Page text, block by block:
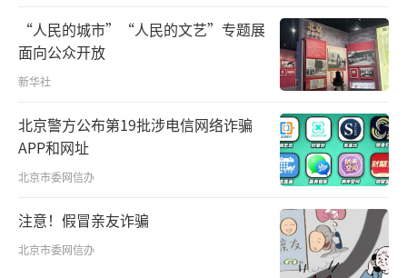
在“双碳”目标的引领下，达坂城成为国
家首批沙戈荒大型风电光伏基地，每年可提供
约125亿度清洁电力，相当于减排二氧化碳100
0万吨。与此同时，在古尔班腾古特沙漠，光伏
板如蓝色海洋般铺展，在荒漠中孕育新的生命
绿洲。在习近平生态文明思想指引下，新疆在
气候命运共同体的篇章中，用风与光谱写
着“坚持共谋全球生态文明建设之路”的中国
智慧。
“人民的城市”“人民的文艺”专题展
面向公众开放
新华社
北京警方公布第19批涉电信网络诈骗
APP和网址
北京市委网信办
注意！假冒亲友诈骗
北京市委网信办